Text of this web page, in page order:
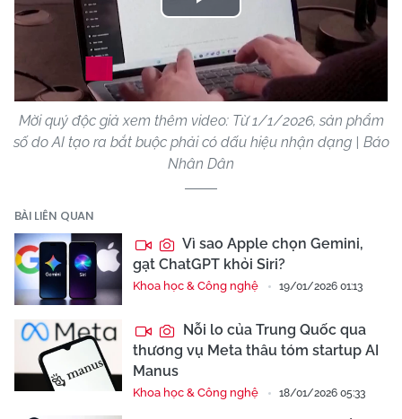
Play
Video
Mời quý độc giả xem thêm video: Từ 1/1/2026, sản phẩm
số do AI tạo ra bắt buộc phải có dấu hiệu nhận dạng | Báo
Nhân Dân
BÀI LIÊN QUAN
Vì sao Apple chọn Gemini,
gạt ChatGPT khỏi Siri?
Khoa học & Công nghệ 19/01/2026 01:13
Nỗi lo của Trung Quốc qua
thương vụ Meta thâu tóm startup AI
Manus
Khoa học & Công nghệ 18/01/2026 05:33